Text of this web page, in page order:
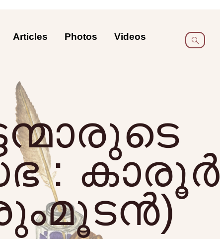
Articles Photos Videos
: കാരൂര്‍